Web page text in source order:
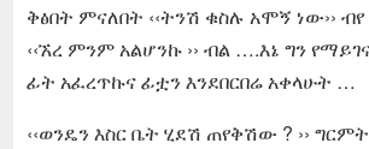
ቅፅበት ምናለበት ‹‹ትንሽ ቁስሉ አሞኝ ነው››
‹‹ኧረ ምንም አልሆንኩ ›› ብል ….እኔ ግን
ፊት አፈረጥኩና ፊቷን እንደበርበሬ አቀላሁት …
‹‹ወንዴን እስር ቤት ሂደሽ ጠየቅሽው ? ››